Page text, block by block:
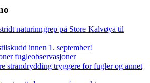
naturinngrep på Store Kalvøya til
innen 1. september!
fugleobservasjoner
strandrydding tryggere for fugler og annet